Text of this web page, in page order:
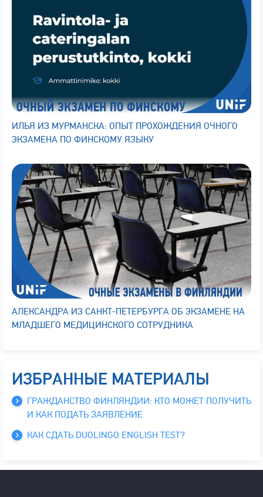
ИЛЬЯ ИЗ МУРМАНСКА: ОПЫТ ПРОХОЖДЕНИЯ ОЧНОГО
ЭКЗАМЕНА ПО ФИНСКОМУ ЯЗЫКУ
АЛЕКСАНДРА ИЗ САНКТ-ПЕТЕРБУРГА ОБ ЭКЗАМЕНЕ НА
МЛАДШЕГО МЕДИЦИНСКОГО СОТРУДНИКА
ИЗБРАННЫЕ МАТЕРИАЛЫ
ГРАЖДАНСТВО ФИНЛЯНДИИ: КТО МОЖЕТ ПОЛУЧИТЬ
И КАК ПОДАТЬ ЗАЯВЛЕНИЕ
КАК СДАТЬ DUOLINGO ENGLISH TEST?